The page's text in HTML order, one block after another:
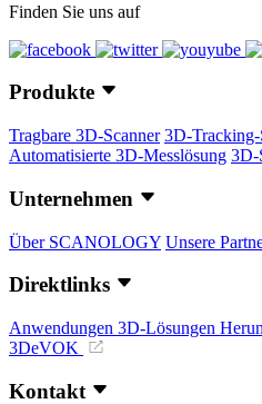
Finden Sie uns auf
Produkte
Tragbare 3D-Scanner 3D-Tracking-
Automatisierte 3D-Messlösung 3D-
Unternehmen
Über SCANOLOGY Unsere
Direktlinks
Anwendungen 3D-Lösungen
3DeVOK
Kontakt